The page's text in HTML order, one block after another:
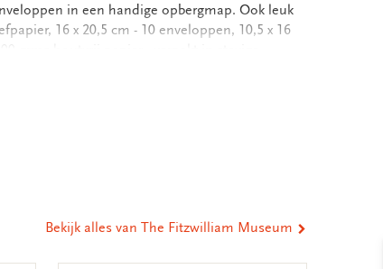
in een handige opbergmap. Ook leuk
16 x 20,5 cm - 10 enveloppen, 10,5 x 16
grms houtvrij papier - verpakt in stevige
18,8 x 24,4, FC bedrukt - Totale gewicht: 122
Bekijk alles van The Fitzwilliam Museum